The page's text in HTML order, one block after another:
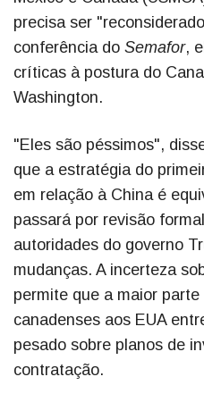
precisa ser
conferência do Semafor,
críticas à postura do
Washington.
"Eles são péssimos",
que a estratégia do
em relação à China é
passará por revisão
autoridades do governo
mudanças. A incerteza
permite que a maior
canadenses aos EUA
pesado sobre planos de
contratação.